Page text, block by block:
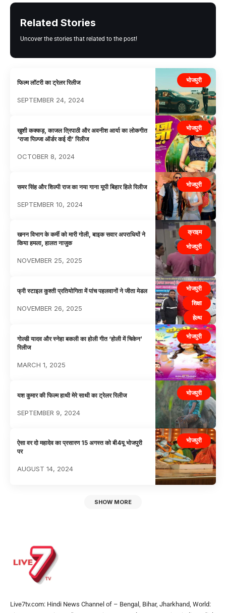
Related Stories
Uncover the stories that related to the post!
भोजपुरी
फिल्म लॉटरी का ट्रेलर रिलीज
SEPTEMBER 24, 2024
भोजपुरी
खुशी कक्कड़, काजल त्रिपाठी और अवनीश आर्या का लोकगीत
‘राजा पिज़्जा ऑर्डर कई दी’ रिलीज
OCTOBER 8, 2024
भोजपुरी
समर सिंह और शिल्पी राज का नया गाना यूपी बिहार हिले रिलीज
SEPTEMBER 10, 2024
क्राइम
भोजपुरी
खनन विभाग के कर्मी को मारी गोली, बाइक सवार अपराधियों ने
किया हमला, हालत नाजुक
NOVEMBER 25, 2025
भोजपुरी
शिक्षा
हेल्थ
फ्री स्टाइल कुश्ती प्रतियोगिता में पांच पहलवानों ने जीता मेडल
NOVEMBER 26, 2025
भोजपुरी
गोल्डी यादव और स्नेहा बकली का होली गीत ‘होली में चिकेन’
रिलीज
MARCH 1, 2025
भोजपुरी
यश कुमार की फिल्म हाथी मेरे साथी का ट्रेलर रिलीज
SEPTEMBER 9, 2024
भोजपुरी
ऐसा वर दो महादेव का प्रसारण 15 अगस्त को बी4यू भोजपुरी
पर
AUGUST 14, 2024
SHOW MORE
Live7tv.com: Hindi News Channel of – Bengal, Bihar, Jharkhand, World: